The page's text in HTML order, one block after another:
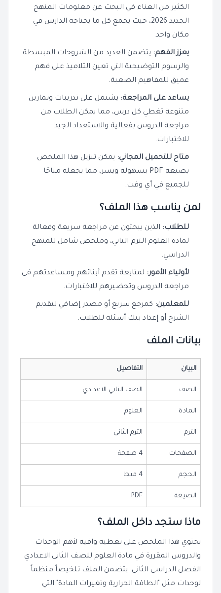
الكثير من العناء في البحث عن معلومات المنهج
الجديد 2026، حيث يجمع كل ما يحتاجه الدارس في
مكان واحد.
يعزز الفهم: يتضمن العديد من الشروحات المبسطة
والرسوم التوضيحية التي تعين التلاميذ على فهم
عميق للمفاهيم الصعبة.
يساعد على المراجعة: يشتمل على تدريبات وتمارين
متنوعة تغطي كل درس، مما يمكن الطلاب من
مراجعة الدروس بفعالية والاستعداد الجيد
للاختبارات.
متاح للتحميل المجاني: يمكن تنزيل هذا الملخص
بصيغة PDF بسهولة ويسر، مما يجعله متاحًا
للجميع في أي وقت.
لمن يناسب هذا الملف؟
للطلاب: الذين يبحثون عن مراجعة سريعة وفعالة
لمادة العلوم الترم التاني، وملخص شامل للمنهج
الدراسي.
لأولياء الأمور: لمتابعة تقدم أبنائهم ومساعدتهم في
مراجعة الدروس وتحضيرهم للاختبارات.
للمعلمين: كمرجع سريع أو مصدر إضافي لتقديم
الشرح أو إعداد بنك أسئلة للطلاب.
بيانات الملف
البيان التفاصيل
الصف الصف الثاني الاعدادي
المادة العلوم
الترم الترم الثاني
الصفحات 4 صفحة
الحجم 4 ميجا
الصيغة PDF
ماذا ستجد داخل الملف؟
يحتوي هذا الملخص على تغطية وافية لأهم الوحدات
والدروس المقررة في مادة العلوم للصف الثاني الاعدادي
الفصل الدراسي الثاني. يتضمن الملف تلخيصاً منظماً
لوحدات مثل "الطاقة الحرارية وتغيرات المادة" التي